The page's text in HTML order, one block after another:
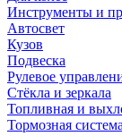
Инструменты и
Автосвет
Кузов
Подвеска
Рулевое
Стёкла и зеркала
Топливная и
Тормозная система